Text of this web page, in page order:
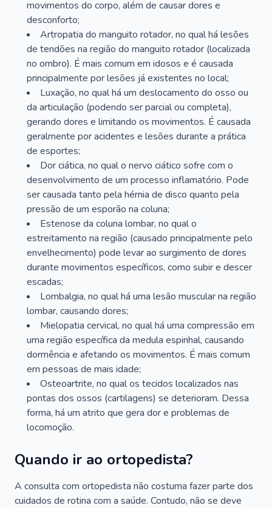
movimentos do corpo, além de causar dores e
desconforto;
Artropatia do manguito rotador, no qual há lesões
de tendões na região do manguito rotador (localizada
no ombro). É mais comum em idosos e é causada
principalmente por lesões já existentes no local;
Luxação, no qual há um deslocamento do osso ou
da articulação (podendo ser parcial ou completa),
gerando dores e limitando os movimentos. É causada
geralmente por acidentes e lesões durante a prática
de esportes;
Dor ciática, no qual o nervo ciático sofre com o
desenvolvimento de um processo inflamatório. Pode
ser causada tanto pela hérnia de disco quanto pela
pressão de um esporão na coluna;
Estenose da coluna lombar, no qual o
estreitamento na região (causado principalmente pelo
envelhecimento) pode levar ao surgimento de dores
durante movimentos específicos, como subir e descer
escadas;
Lombalgia, no qual há uma lesão muscular na região
lombar, causando dores;
Mielopatia cervical, no qual há uma compressão em
uma região específica da medula espinhal, causando
dormência e afetando os movimentos. É mais comum
em pessoas de mais idade;
Osteoartrite, no qual os tecidos localizados nas
pontas dos ossos (cartilagens) se deterioram. Dessa
forma, há um atrito que gera dor e problemas de
locomoção.
Quando ir ao ortopedista?
A consulta com ortopedista não costuma fazer parte dos
cuidados de rotina com a saúde. Contudo, não se deve